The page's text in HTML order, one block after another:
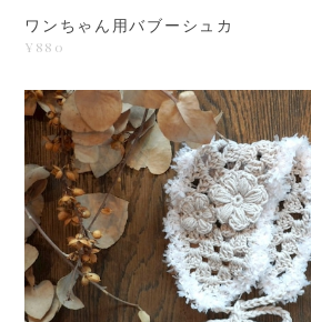
ワンちゃん用バブーシュカ
¥880